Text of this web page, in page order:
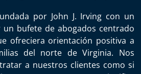
por John J. Irving con un
bufete de abogados centrado
ofreciera orientación positiva a
del norte de Virginia. Nos
a nuestros clientes como si